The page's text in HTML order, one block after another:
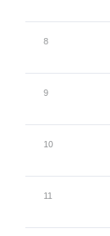
8
9
10
11